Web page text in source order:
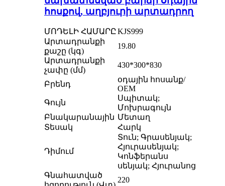
հոսքով, աղբյուրի արտադրող
ՄՈԴԵԼԻ ՀԱՄԱՐԸKJS999
Արտադրանքի
քաշը (կգ)
19.80
Արտադրանքի
չափը (մմ)
430*300*830
Բրենդ
օդային հոսանք/
OEM
Գույն
Սպիտակ;
Մոխրագույն
Բնակարանային Մետաղ
Տեսակ
Հարկ
Դիմում
Տուն; Գրասենյակ;
Հյուրասենյակ;
Կոնֆերանս
սենյակ; Հյուրանոց
Գնահատված
220